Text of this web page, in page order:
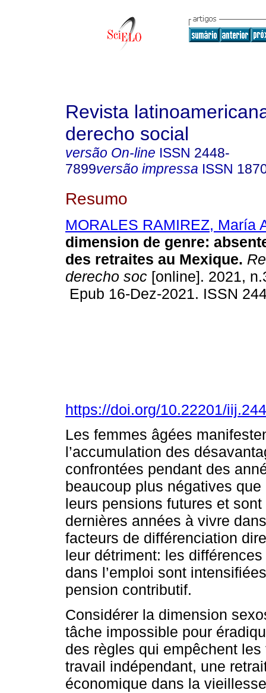
Revista
derecho social
versão On-line ISSN 2448-
7899versão impressa ISSN
Resumo
MORALES RAMIREZ, María
dimension de genre:
des retraites au Mexique.
derecho soc [online]. 2021,
Epub 16-Dez-2021. ISSN
https://doi.org/10.22201/
Les femmes âgées
l’accumulation des
confrontées pendant des
beaucoup plus négatives
leurs pensions futures et
dernières années à vivre
facteurs de différenciation
leur détriment: les
dans l’emploi sont
pension contributif.
Considérer la dimension
tâche impossible pour
des règles qui empêchent
travail indépendant, une
économique dans la